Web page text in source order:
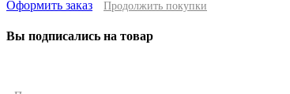
Оформить заказ Продолжить покупки
Вы подписались на товар